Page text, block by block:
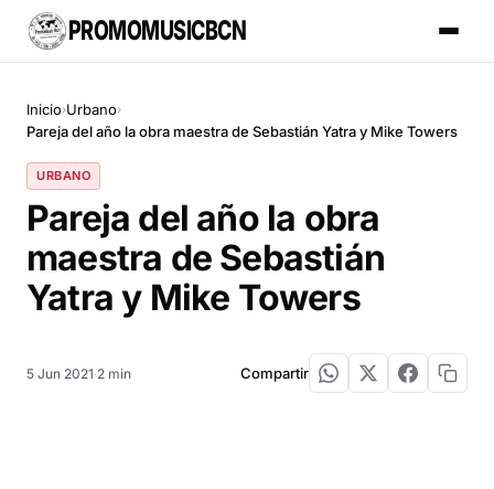
PROMOMUSICBCN
Inicio›Urbano›
Pareja del año la obra maestra de Sebastián Yatra y Mike Towers
URBANO
Pareja del año la obra
maestra de Sebastián
Yatra y Mike Towers
5 Jun 2021·2 min Compartir